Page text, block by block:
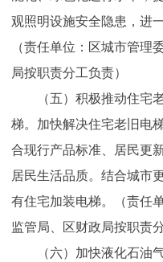
观照明设施安全隐患，进
（责任单位：区城市管理
局按职责分工负责）
（五）积极推动住宅老
梯。加快解决住宅老旧电
合现行产品标准、居民更
居民生活品质。结合城市
有住宅加装电梯。（责任
监管局、区财政局按职责
（六）加快液化石油气